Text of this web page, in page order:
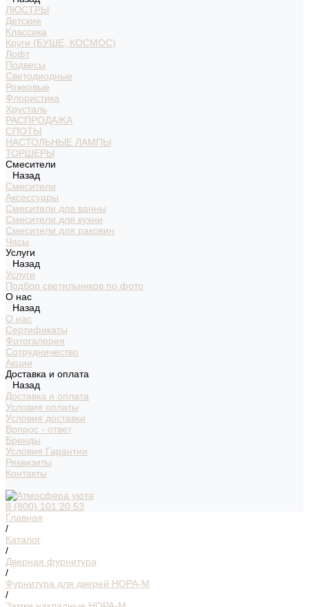
ЛЮСТРЫ
Детские
Классика
Круги (БУШЕ, КОСМОС)
Лофт
Подвесы
Светодиодные
Рожковые
Флористика
Хрусталь
РАСПРОДАЖА
СПОТЫ
НАСТОЛЬНЫЕ ЛАМПЫ
ТОРШЕРЫ
Смесители
Назад
Смесители
Аксессуары
Смесители для ванны
Смесители для кухни
Смесители для раковин
Часы
Услуги
Назад
Услуги
Подбор светильников по фото
О нас
Назад
О нас
Сертификаты
Фотогалерея
Сотрудничество
Акции
Доставка и оплата
Назад
Доставка и оплата
Условия оплаты
Условия доставки
Вопрос - ответ
Бренды
Условия Гарантии
Реквизиты
Контакты
8 (800) 101 20 53
Главная
/
Каталог
/
Дверная фурнитура
/
Фурнитура для дверей НОРА-М
/